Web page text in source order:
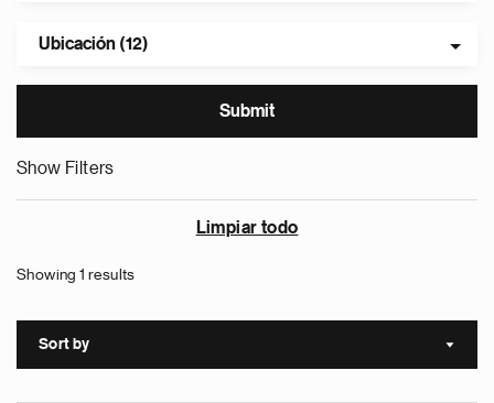
Ubicación (12)
Show Filters
Limpiar todo
Showing 1 results
Sort by Sort